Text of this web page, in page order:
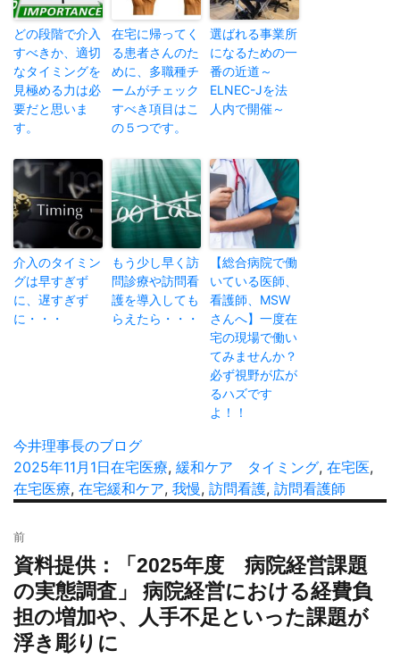
どの段階で介入
すべきか、適切
なタイミングを
見極める力は必
要だと思いま
す。
在宅に帰ってく
る患者さんのた
めに、多職種チ
ームがチェック
すべき項目はこ
の５つです。
選ばれる事業所
になるための一
番の近道～
ELNEC-Jを法
人内で開催～
介入のタイミン
グは早すぎず
に、遅すぎず
に・・・
もう少し早く訪
問診療や訪問看
護を導入しても
らえたら・・・
【総合病院で働
いている医師、
看護師、MSW
さんへ】一度在
宅の現場で働い
てみませんか？
必ず視野が広が
るハズです
よ！！
投
稿
者
今井理事長のブログ
投
稿
2025年11月1日カ
テ
在宅医療, 緩和ケア タ
グ
タイミング, 在宅医,
在宅医療, 在宅緩和ケア, 我慢, 訪問看護, 訪問看護師
稿
ナ
ビ
ゲ
ー
前
過
去
の
投
稿:
資料提供：「2025年度 病院経営課題
の実態調査」 病院経営における経費負
担の増加や、人手不足といった課題が
浮き彫りに